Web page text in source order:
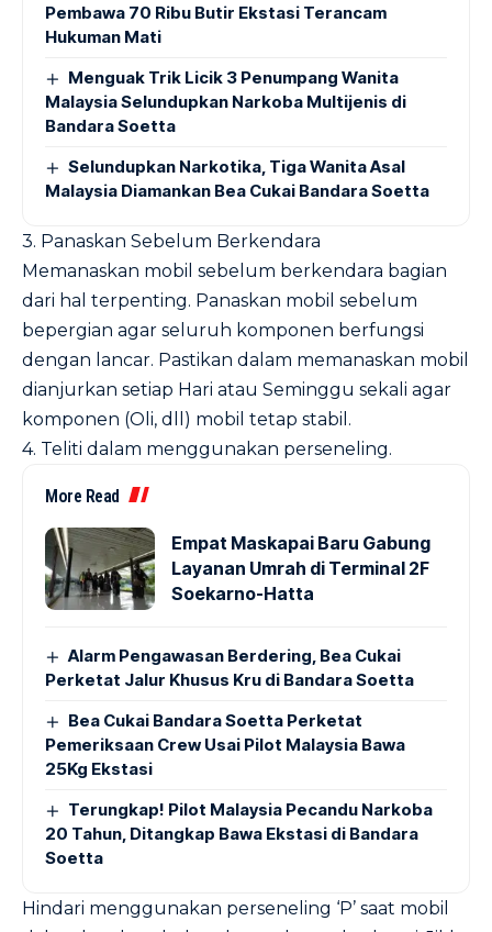
Pembawa 70 Ribu Butir Ekstasi Terancam
Hukuman Mati
Menguak Trik Licik 3 Penumpang Wanita
Malaysia Selundupkan Narkoba Multijenis di
Bandara Soetta
Selundupkan Narkotika, Tiga Wanita Asal
Malaysia Diamankan Bea Cukai Bandara Soetta
3. Panaskan Sebelum Berkendara
Memanaskan mobil sebelum berkendara bagian
dari hal terpenting. Panaskan mobil sebelum
bepergian agar seluruh komponen berfungsi
dengan lancar. Pastikan dalam memanaskan mobil
dianjurkan setiap Hari atau Seminggu sekali agar
komponen (Oli, dll) mobil tetap stabil.
4. Teliti dalam menggunakan perseneling.
More Read
Empat Maskapai Baru Gabung
Layanan Umrah di Terminal 2F
Soekarno-Hatta
Alarm Pengawasan Berdering, Bea Cukai
Perketat Jalur Khusus Kru di Bandara Soetta
Bea Cukai Bandara Soetta Perketat
Pemeriksaan Crew Usai Pilot Malaysia Bawa
25Kg Ekstasi
Terungkap! Pilot Malaysia Pecandu Narkoba
20 Tahun, Ditangkap Bawa Ekstasi di Bandara
Soetta
Hindari menggunakan perseneling ‘P’ saat mobil